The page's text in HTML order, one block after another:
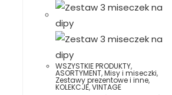
WSZYSTKIE PRODUKTY,
ASORTYMENT,Misy i miseczki,
Zestawy prezentowe i inne,
KOLEKCJE,VINTAGE